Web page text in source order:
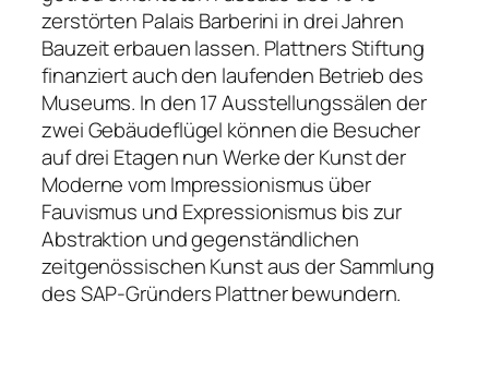
zerstörten Palais Barberini in drei Jahren
Bauzeit erbauen lassen. Plattners Stiftung
finanziert auch den laufenden Betrieb des
Museums. In den 17 Ausstellungssälen der
zwei Gebäudeflügel können die Besucher
auf drei Etagen nun Werke der Kunst der
Moderne vom Impressionismus über
Fauvismus und Expressionismus bis zur
Abstraktion und gegenständlichen
zeitgenössischen Kunst aus der Sammlung
des SAP-Gründers Plattner bewundern.